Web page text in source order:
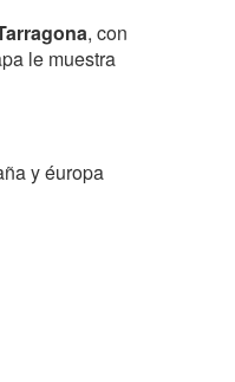
, con
le muestra
y éuropa